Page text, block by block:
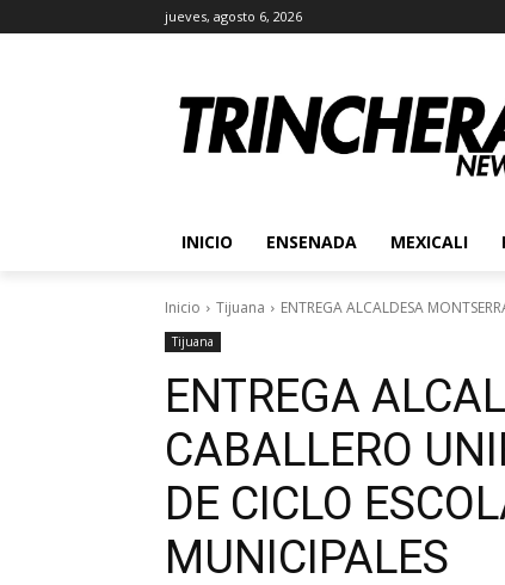
jueves, agosto 6, 2026
INICIO ENSENADA MEXICALI
Inicio Tijuana ENTREGA ALCALDESA
Tijuana
ENTREGA
CABALLERO
DE CICLO
MUNICIPALES